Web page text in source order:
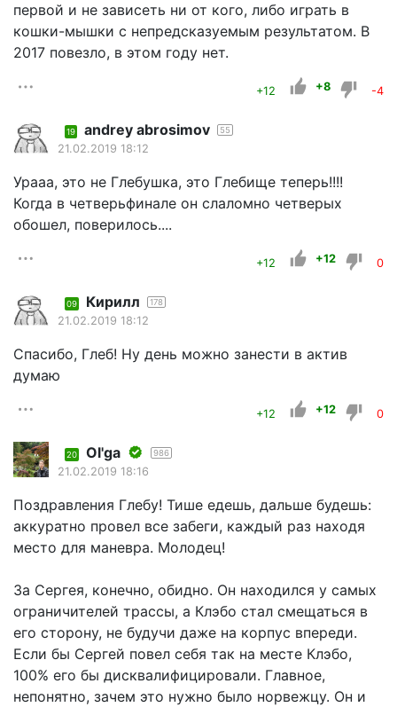
первой и не зависеть ни от кого, либо играть в
кошки-мышки с непредсказуемым результатом. В
2017 повезло, в этом году нет.
+12 +8 -4
19 andrey abrosimov 55
21.02.2019 18:12
Урааа, это не Глебушка, это Глебище теперь!!!!
Когда в четверьфинале он слаломно четверых
обошел, поверилось....
+12 +12 0
09 Кирилл 178
21.02.2019 18:12
Спасибо, Глеб! Ну день можно занести в актив
думаю
+12 +12 0
20 Оl'ga 986
21.02.2019 18:16
Поздравления Глебу! Тише едешь, дальше будешь:
аккуратно провел все забеги, каждый раз находя
место для маневра. Молодец!
За Сергея, конечно, обидно. Он находился у самых
ограничителей трассы, а Клэбо стал смещаться в
его сторону, не будучи даже на корпус впереди.
Если бы Сергей повел себя так на месте Клэбо,
100% его бы дисквалифицировали. Главное,
непонятно, зачем это нужно было норвежцу. Он и